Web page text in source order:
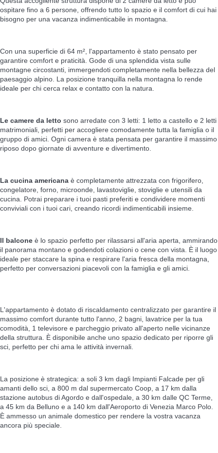
ospitare fino a 6 persone, offrendo tutto lo spazio e il comfort di cui hai
bisogno per una vacanza indimenticabile in montagna.
Con una superficie di 64 m², l'appartamento è stato pensato per
garantire comfort e praticità. Gode di una splendida vista sulle
montagne circostanti, immergendoti completamente nella bellezza del
paesaggio alpino. La posizione tranquilla nella montagna lo rende
ideale per chi cerca relax e contatto con la natura.
Le camere da letto sono arredate con 3 letti: 1 letto a castello e 2 letti
matrimoniali, perfetti per accogliere comodamente tutta la famiglia o il
gruppo di amici. Ogni camera è stata pensata per garantire il massimo
riposo dopo giornate di avventure e divertimento.
La cucina americana è completamente attrezzata con frigorifero,
congelatore, forno, microonde, lavastoviglie, stoviglie e utensili da
cucina. Potrai preparare i tuoi pasti preferiti e condividere momenti
conviviali con i tuoi cari, creando ricordi indimenticabili insieme.
Il balcone è lo spazio perfetto per rilassarsi all'aria aperta, ammirando
il panorama montano e godendoti colazioni o cene con vista. È il luogo
ideale per staccare la spina e respirare l'aria fresca della montagna,
perfetto per conversazioni piacevoli con la famiglia e gli amici.
L'appartamento è dotato di riscaldamento centralizzato per garantire il
massimo comfort durante tutto l'anno, 2 bagni, lavatrice per la tua
comodità, 1 televisore e parcheggio privato all'aperto nelle vicinanze
della struttura. È disponibile anche uno spazio dedicato per riporre gli
sci, perfetto per chi ama le attività invernali.
La posizione è strategica: a soli 3 km dagli Impianti Falcade per gli
amanti dello sci, a 800 m dal supermercato Coop, a 17 km dalla
stazione autobus di Agordo e dall'ospedale, a 30 km dalle QC Terme,
a 45 km da Belluno e a 140 km dall'Aeroporto di Venezia Marco Polo.
È ammesso un animale domestico per rendere la vostra vacanza
ancora più speciale.